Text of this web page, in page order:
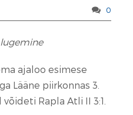
0
ajaloo esimese
Lääne piirkonnas 3.
Rapla Atli II 3:1.